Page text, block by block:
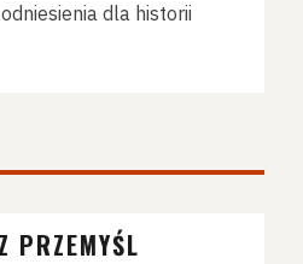
dla historii
PRZEMYŚL